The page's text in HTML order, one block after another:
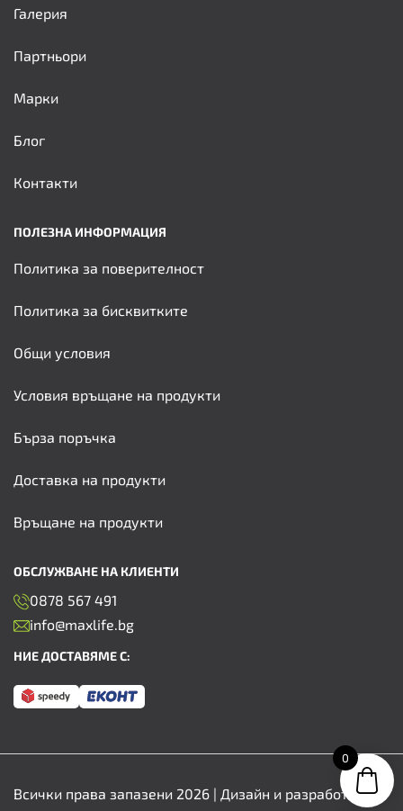
Галерия
Партньори
Марки
Блог
Контакти
ПОЛЕЗНА ИНФОРМАЦИЯ
Политика за поверителност
Политика за бисквитките
Общи условия
Условия връщане на продукти
Бърза поръчка
Доставка на продукти
Връщане на продукти
ОБСЛУЖВАНЕ НА КЛИЕНТИ
0878 567 491
info@maxlife.bg
НИЕ ДОСТАВЯМЕ С:
Всички права запазени 2026 | Дизайн и разработка от
0